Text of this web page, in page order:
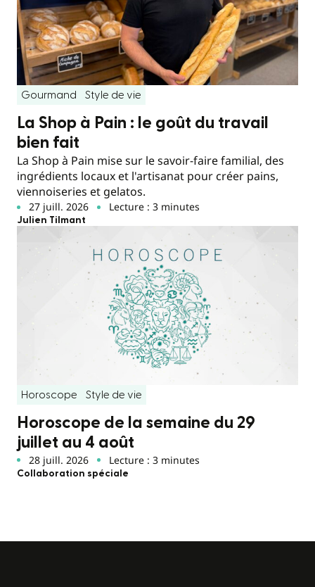
Gourmand Style de vie
La Shop à Pain : le goût du travail
bien fait
La Shop à Pain mise sur le savoir-faire familial, des
ingrédients locaux et l'artisanat pour créer pains,
viennoiseries et gelatos.
27 juill. 2026 Lecture : 3 minutes
Julien Tilmant
Horoscope Style de vie
Horoscope de la semaine du 29
juillet au 4 août
28 juill. 2026 Lecture : 3 minutes
Collaboration spéciale